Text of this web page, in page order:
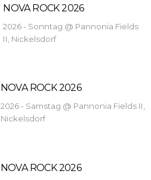
NOVA ROCK 2026
2026 - Sonntag @ Pannonia Fields
II, Nickelsdorf
NOVA ROCK 2026
2026 - Samstag @ Pannonia Fields II,
Nickelsdorf
NOVA ROCK 2026